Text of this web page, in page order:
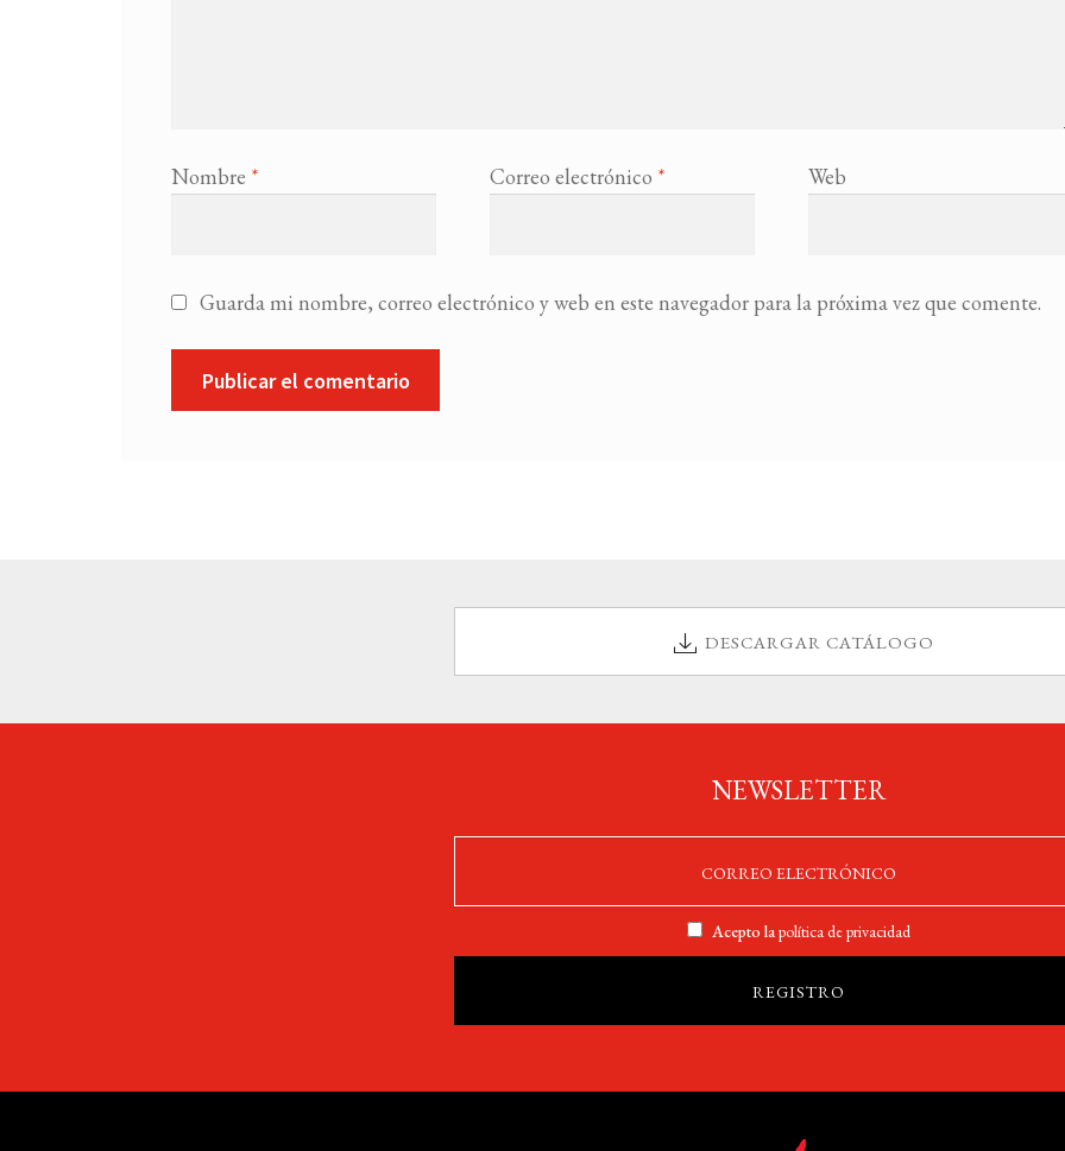
Nombre * Correo electrónico * Web
Guarda mi nombre, correo electrónico y web en este navegador para la próxima vez que comente.
DESCARGAR CATÁLOGO
NEWSLETTER
Acepto lapolítica de privacidad